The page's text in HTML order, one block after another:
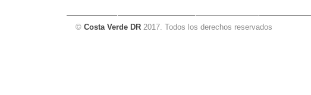
© Costa Verde DR 2017. Todos los derechos reservados